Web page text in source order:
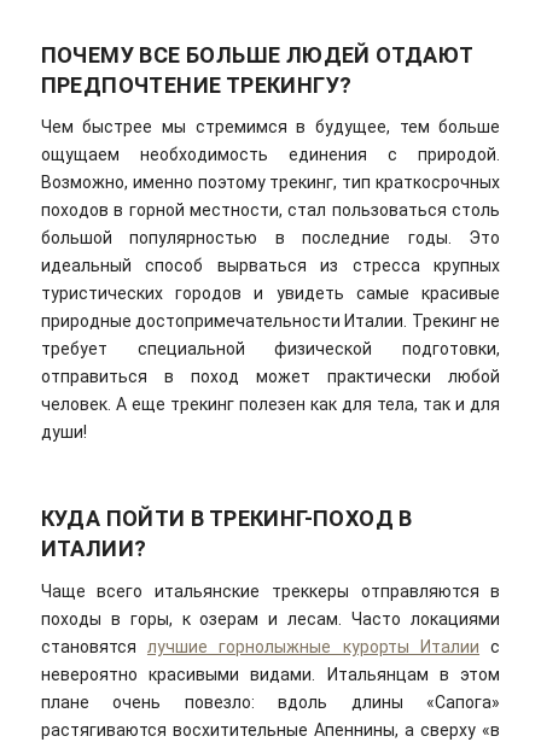
ПОЧЕМУ ВСЕ БОЛЬШЕ ЛЮДЕЙ ОТДАЮТ
ПРЕДПОЧТЕНИЕ ТРЕКИНГУ?
Чем быстрее мы стремимся в будущее, тем больше
ощущаем необходимость единения с природой.
Возможно, именно поэтому трекинг, тип краткосрочных
походов в горной местности, стал пользоваться столь
большой популярностью в последние годы. Это
идеальный способ вырваться из стресса крупных
туристических городов и увидеть самые красивые
природные достопримечательности Италии. Трекинг не
требует специальной физической подготовки,
отправиться в поход может практически любой
человек. А еще трекинг полезен как для тела, так и для
души!
КУДА ПОЙТИ В ТРЕКИНГ-ПОХОД В
ИТАЛИИ?
Чаще всего итальянские треккеры отправляются в
походы в горы, к озерам и лесам. Часто локациями
становятся лучшие горнолыжные курорты Италии с
невероятно красивыми видами. Итальянцам в этом
плане очень повезло: вдоль длины «Сапога»
растягиваются восхитительные Апеннины, а сверху «в